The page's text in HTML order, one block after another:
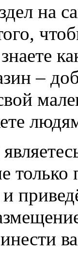
на
–
только